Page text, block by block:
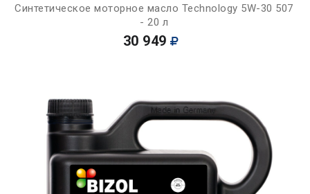
Синтетическое моторное масло Technology 5W-30 507
- 20 л
30 949